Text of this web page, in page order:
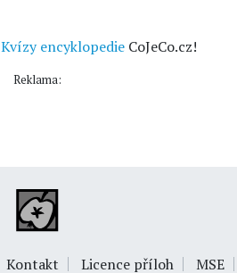
Kvízy encyklopedie CoJeCo.cz!
Reklama:
Kontakt Licence příloh MSE